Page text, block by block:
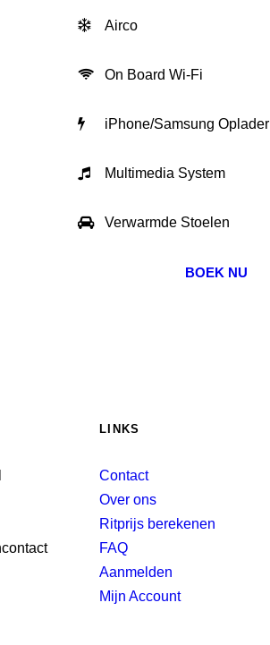
Airco
On Board Wi-Fi
iPhone/Samsung Oplader
Multimedia System
Verwarmde Stoelen
BOEK NU
LINKS
Contact
Over ons
Ritprijs berekenen
FAQ
Aanmelden
Mijn Account